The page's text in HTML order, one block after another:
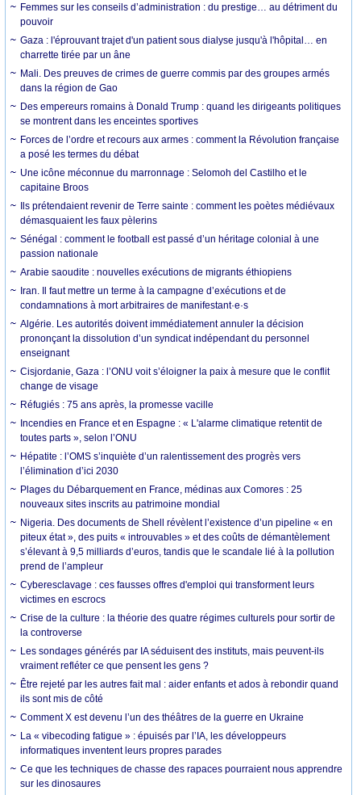
Femmes sur les conseils d’administration : du prestige… au détriment du
pouvoir
Gaza : l'éprouvant trajet d'un patient sous dialyse jusqu'à l'hôpital… en
charrette tirée par un âne
Mali. Des preuves de crimes de guerre commis par des groupes armés
dans la région de Gao
Des empereurs romains à Donald Trump : quand les dirigeants politiques
se montrent dans les enceintes sportives
Forces de l’ordre et recours aux armes : comment la Révolution française
a posé les termes du débat
Une icône méconnue du marronnage : Selomoh del Castilho et le
capitaine Broos
Ils prétendaient revenir de Terre sainte : comment les poètes médiévaux
démasquaient les faux pèlerins
Sénégal : comment le football est passé d’un héritage colonial à une
passion nationale
Arabie saoudite : nouvelles exécutions de migrants éthiopiens
Iran. Il faut mettre un terme à la campagne d’exécutions et de
condamnations à mort arbitraires de manifestant·e·s
Algérie. Les autorités doivent immédiatement annuler la décision
prononçant la dissolution d’un syndicat indépendant du personnel
enseignant
Cisjordanie, Gaza : l’ONU voit s’éloigner la paix à mesure que le conflit
change de visage
Réfugiés : 75 ans après, la promesse vacille
Incendies en France et en Espagne : « L'alarme climatique retentit de
toutes parts », selon l’ONU
Hépatite : l’OMS s’inquiète d’un ralentissement des progrès vers
l’élimination d’ici 2030
Plages du Débarquement en France, médinas aux Comores : 25
nouveaux sites inscrits au patrimoine mondial
Nigeria. Des documents de Shell révèlent l’existence d’un pipeline « en
piteux état », des puits « introuvables » et des coûts de démantèlement
s’élevant à 9,5 milliards d’euros, tandis que le scandale lié à la pollution
prend de l’ampleur
Cyberesclavage : ces fausses offres d'emploi qui transforment leurs
victimes en escrocs
Crise de la culture : la théorie des quatre régimes culturels pour sortir de
la controverse
Les sondages générés par IA séduisent des instituts, mais peuvent-ils
vraiment refléter ce que pensent les gens ?
Être rejeté par les autres fait mal : aider enfants et ados à rebondir quand
ils sont mis de côté
Comment X est devenu l’un des théâtres de la guerre en Ukraine
La « vibecoding fatigue » : épuisés par l’IA, les développeurs
informatiques inventent leurs propres parades
Ce que les techniques de chasse des rapaces pourraient nous apprendre
sur les dinosaures